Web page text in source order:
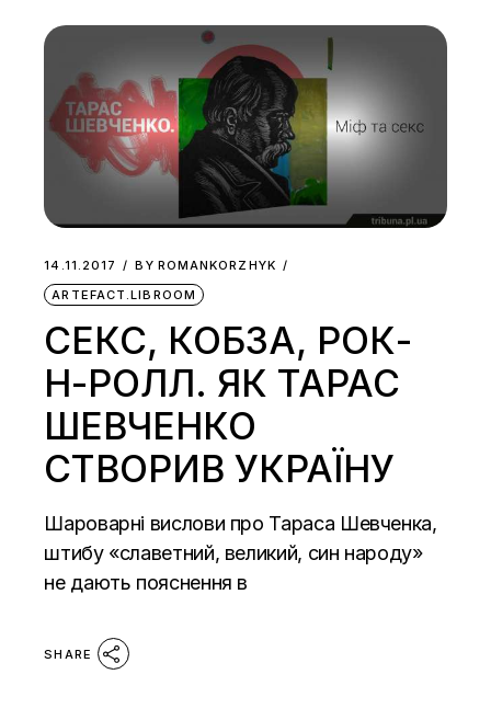
14.11.2017 BY ROMANKORZHYK
ARTEFACT.LIBROOM
СЕКС, КОБЗА, РОК-
Н-РОЛЛ. ЯК ТАРАС
ШЕВЧЕНКО
СТВОРИВ УКРАЇНУ
Шароварні вислови про Тараса Шевченка,
штибу «славетний, великий, син народу»
не дають пояснення в
SHARE